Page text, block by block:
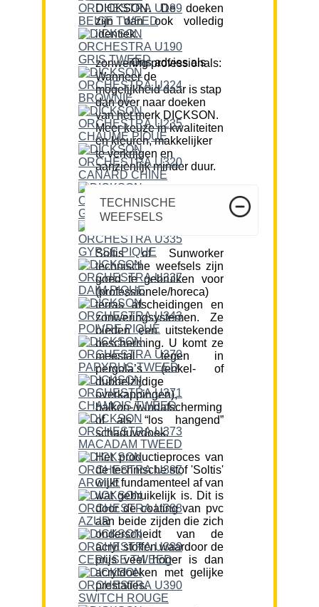
DICKSON. De doeken
zijn dan ook volledig
identiek.
Ons advies als zonwering professionals:
Wanneer de
mogelijkheid daar is stap
dan over naar doeken
van het merk DICKSON.
Meer keuze in kwaliteiten
en kleuren, makkelijker
te verkrijgen en
aanzienlijk minder duur.
TECHNISCHE
WEEFSELS
Soltis of Sunworker
technische weefsels zijn
goed te gebruiken voor
(professionele/horeca)
terras afscheidingen en
zonweringsystemen. Ze
bieden een uitstekende
bescherming. U komt ze
meestal tegen in
pergola’s (enkel- of
dubbelzijdige
overkappingen),
balkon-/windafscherming
of als “los hangend”
schaduwdoek.
Het productieproces van
de technische stof 'Soltis'
wijkt fundamenteel af van
wat gebruikelijk is. Dit is
door de coating van pvc
aan beide zijden die zich
onderscheidt van de
acryl stoffen waardoor de
prijs veel hoger is dan
acryldoeken met gelijke
prestaties.